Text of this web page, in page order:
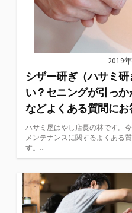
2019
シザー研ぎ（ハサミ
い？セニングが引っ
などよくある質問に
ハサミ屋はやし店長の林です。
メンテナンスに関するよくある
す。...